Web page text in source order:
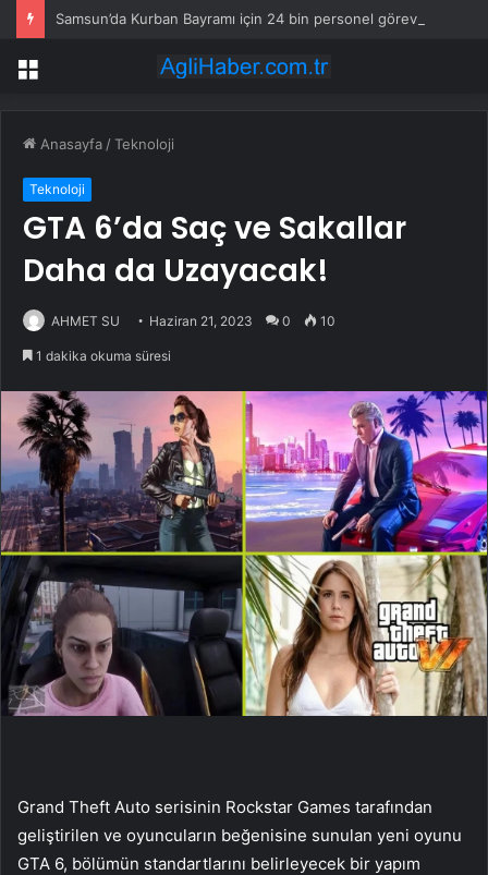
Menü
Anasayfa /Teknoloji
Teknoloji
GTA 6’da Saç ve Sakallar
Daha da Uzayacak!
AHMET SU Haziran 21, 2023 0 10
1 dakika okuma süresi
Grand Theft Auto serisinin Rockstar Games tarafından
geliştirilen ve oyuncuların beğenisine sunulan yeni oyunu
GTA 6, bölümün standartlarını belirleyecek bir yapım